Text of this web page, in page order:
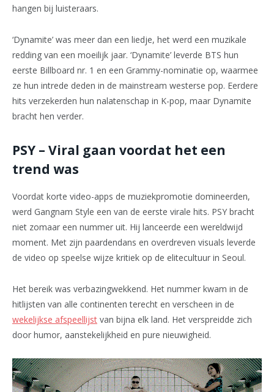
hangen bij luisteraars.
‘Dynamite’ was meer dan een liedje, het werd een muzikale
redding van een moeilijk jaar. ‘Dynamite’ leverde BTS hun
eerste Billboard nr. 1 en een Grammy-nominatie op, waarmee
ze hun intrede deden in de mainstream westerse pop. Eerdere
hits verzekerden hun nalatenschap in K-pop, maar Dynamite
bracht hen verder.
PSY – Viral gaan voordat het een
trend was
Voordat korte video-apps de muziekpromotie domineerden,
werd Gangnam Style een van de eerste virale hits. PSY bracht
niet zomaar een nummer uit. Hij lanceerde een wereldwijd
moment. Met zijn paardendans en overdreven visuals leverde
de video op speelse wijze kritiek op de elitecultuur in Seoul.
Het bereik was verbazingwekkend. Het nummer kwam in de
hitlijsten van alle continenten terecht en verscheen in de
wekelijkse afspeellijst van bijna elk land. Het verspreidde zich
door humor, aanstekelijkheid en pure nieuwigheid.